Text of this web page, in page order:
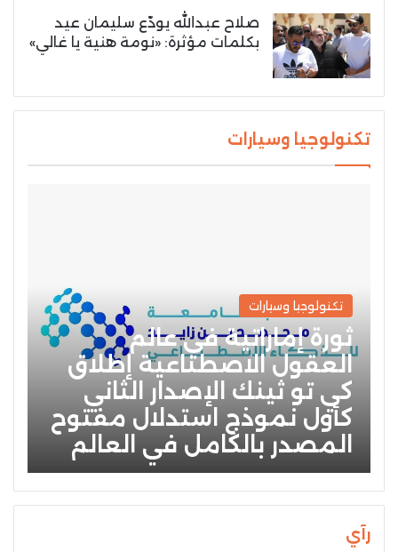
صلاح عبدالله يودّع سليمان عيد
بكلمات مؤثرة: «نومة هنية يا غالي»
تكنولوجيا وسيارات
تكنولوجيا وسيارات
ثورة إماراتية في عالم
العقول الاصطناعية إطلاق
كي تو ثينك الإصدار الثاني
كأول نموذج استدلال مفتوح
المصدر بالكامل في العالم
رآي